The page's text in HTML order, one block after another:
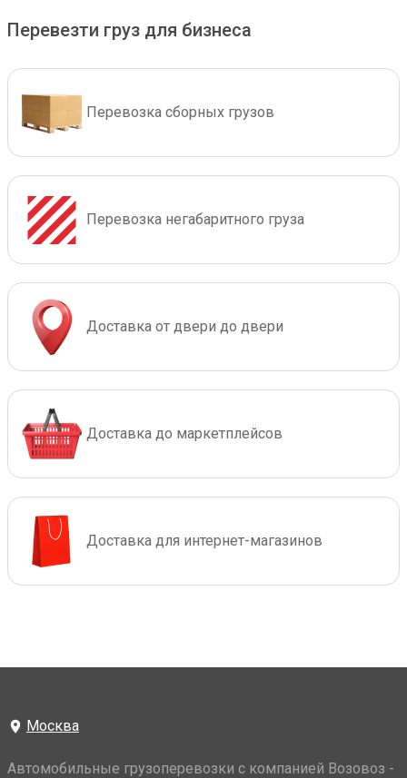
Перевезти груз для бизнеса
Перевозка сборных грузов
Перевозка негабаритного груза
Доставка от двери до двери
Доставка до маркетплейсов
Доставка для интернет-магазинов
Москва
Автомобильные грузоперевозки с компанией Возовоз -